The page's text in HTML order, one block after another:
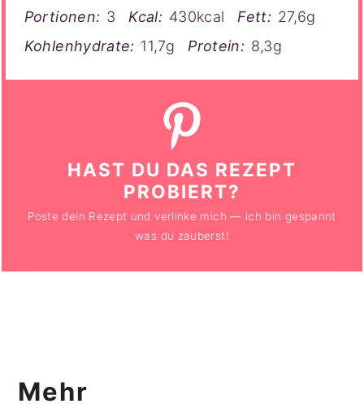
Portionen: 3 Kcal: 430kcal Fett: 27,6g
Kohlenhydrate: 11,7g Protein: 8,3g
HAST DU DAS REZEPT
PROBIERT?
Poste dein Rezept und verlinke mich — ich bin gespannt
was du zauberst!
Mehr